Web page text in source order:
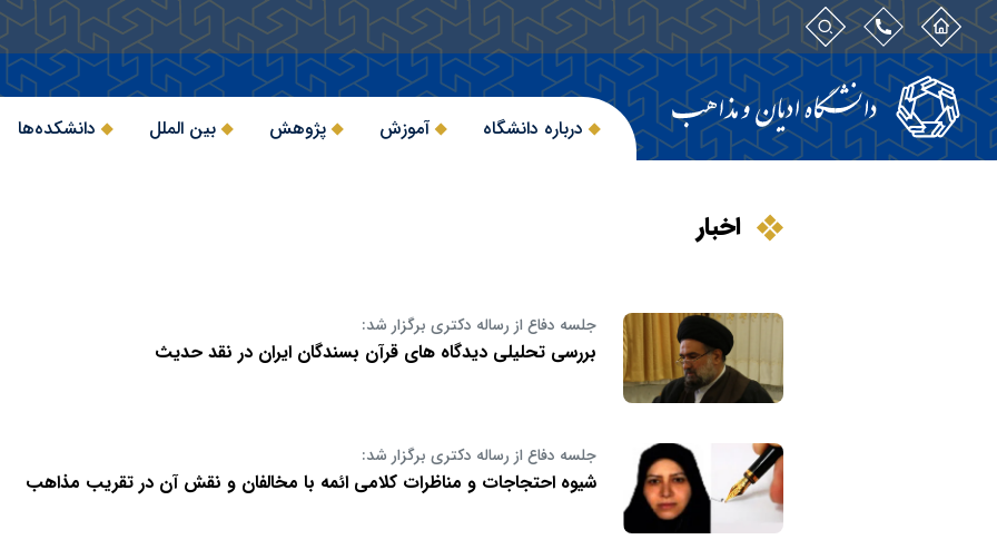
درباره دانشگاه آموزش پژوهش بین الملل دانشکده‌ها
اخبار
جلسه دفاع از رساله دکتری برگزار شد:
بررسی تحلیلی دیدگاه های قرآن بسندگان ایران در نقد حدیث
جلسه دفاع از رساله دکتری برگزار شد:
شیوه احتجاجات و مناظرات کلامی ائمه با مخالفان و نقش آن در تقریب مذاهب